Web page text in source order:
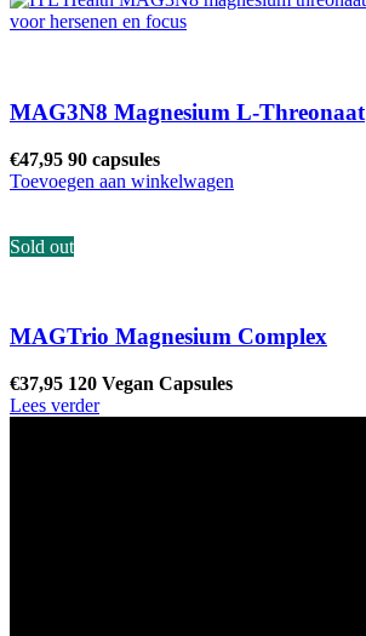
MAG3N8 Magnesium L-Threonaat
€47,95 90 capsules
Toevoegen aan winkelwagen
Sold out
MAGTrio Magnesium Complex
€37,95 120 Vegan Capsules
Lees verder